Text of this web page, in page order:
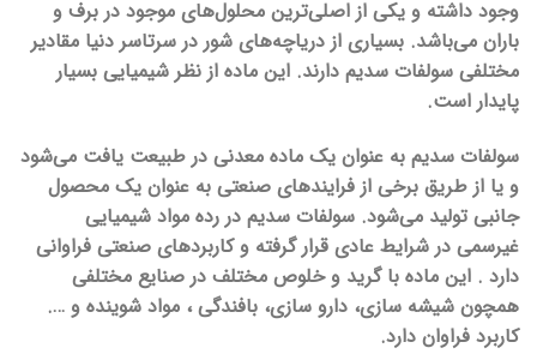
وجود داشته و یکی از اصلی‌ترین محلول‌های موجود در برف و
باران می‌باشد. بسیاری از دریاچه‌های شور در سرتاسر دنیا مقادیر
مختلفی سولفات سدیم دارند. این ماده از نظر شیمیایی بسیار
پایدار است.
سولفات سدیم به عنوان یک ماده معدنی در طبیعت یافت می‌شود
و یا از طریق برخی از فرایندهای صنعتی به عنوان یک محصول
جانبی تولید می‌شود. سولفات سدیم در رده مواد شیمیایی
غیرسمی در شرایط عادی قرار گرفته و کاربردهای صنعتی فراوانی
دارد . این ماده با گرید و خلوص مختلف در صنایع مختلفی
همچون شیشه سازی، دارو سازی، بافندگی ، مواد شوینده و ….
کاربرد فراوان دارد.